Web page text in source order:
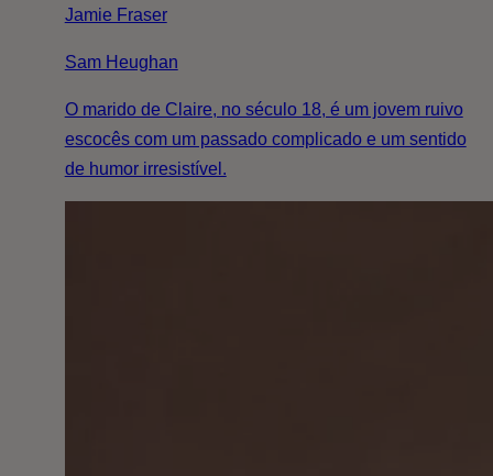
Jamie Fraser
Sam Heughan
O marido de Claire, no século 18, é um jovem ruivo
escocês com um passado complicado e um sentido
de humor irresistível.